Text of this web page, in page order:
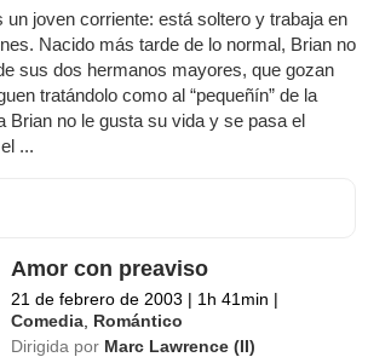
un joven corriente: está soltero y trabaja en
Nacido más tarde de lo normal, Brian no
sus dos hermanos mayores, que gozan
tratándolo como al “pequeñín” de la
Brian no le gusta su vida y se pasa el
...
Amor con preaviso
21 de febrero de 2003 | 1h 41min |
Comedia Romántico
Dirigida por Marc Lawrence (II)